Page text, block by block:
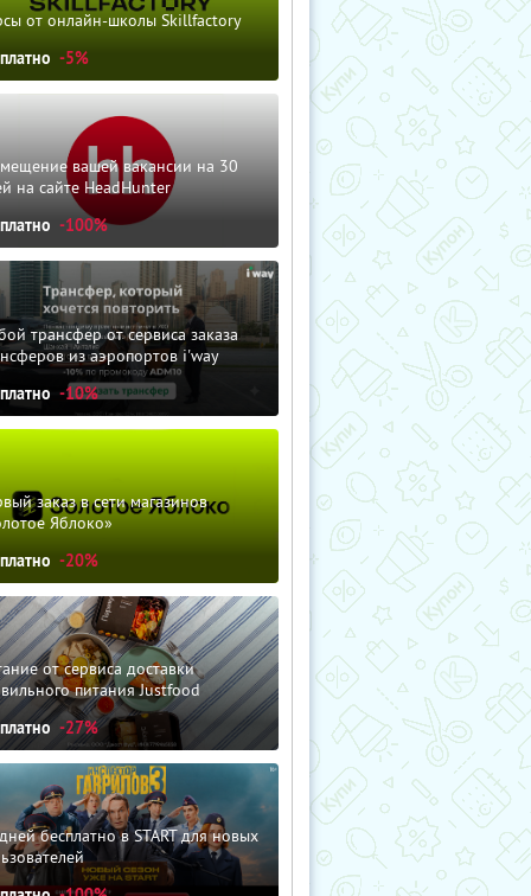
от онлайн-школы Skillfactory
-5%
вашей вакансии на 30
на сайте HeadHunter
-100%
трансфер от сервиса заказа
из аэропортов i'way
-10%
заказ в сети магазинов
Яблоко»
-20%
от сервиса доставки
питания Justfood
-27%
бесплатно в START для новых